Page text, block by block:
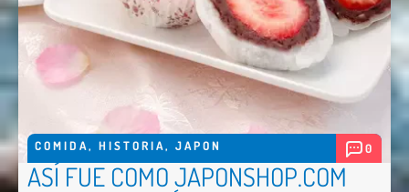
COMIDA, HISTORIA, JAPON 0
ASÍ FUE COMO JAPONSHOP.COM